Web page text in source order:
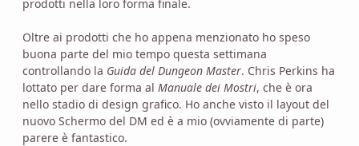
prodotti nella loro forma finale.
Oltre ai prodotti che ho appena menzionato ho speso
buona parte del mio tempo questa settimana
controllando la Guida del Dungeon Master. Chris Perkins ha
lottato per dare forma al Manuale dei Mostri, che è ora
nello stadio di design grafico. Ho anche visto il layout del
nuovo Schermo del DM ed è a mio (ovviamente di parte)
parere è fantastico.